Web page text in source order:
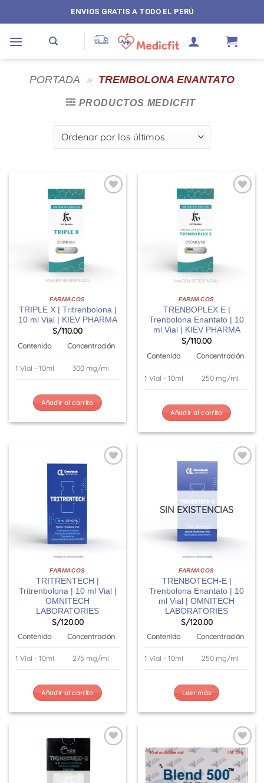
al
contenido
ENVIOS GRATIS A TODO EL PERÚ
PORTADA » TREMBOLONA ENANTATO
PRODUCTOS MEDICFIT
FARMACOS
TRIPLE X | Tritrenbolona |
10 ml Vial | KIEV PHARMA
S/110.00
Contenido Concentración
1 Vial - 10ml 300 mg/ml
Añadir al carrito
FARMACOS
TRENBOPLEX E |
Trenbolona Enantato | 10
ml Vial | KIEV PHARMA
S/110.00
Contenido Concentración
1 Vial - 10ml 250 mg/ml
Añadir al carrito
FARMACOS
TRITRENTECH |
Tritrenbolona | 10 ml Vial |
OMNITECH
LABORATORIES
S/120.00
Contenido Concentración
1 Vial - 10ml 275 mg/ml
Añadir al carrito
SIN EXISTENCIAS
FARMACOS
TRENBOTECH-E |
Trenbolona Enantato | 10
ml Vial | OMNITECH
LABORATORIES
S/120.00
Contenido Concentración
1 Vial - 10ml 250 mg/ml
Leer más